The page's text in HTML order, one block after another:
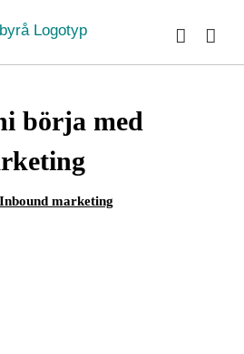
börja med
Inbound marketing